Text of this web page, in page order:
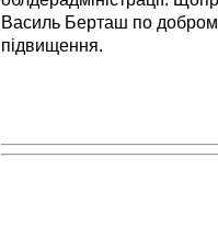
Василь Берташ по
підвищення.